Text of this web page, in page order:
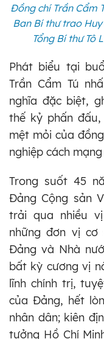
Đồng chí Trần Cẩm
Ban Bí thư trao
Tổng Bí thư Tô
Phát biểu tại
Trần Cẩm Tú
nghĩa đặc biệt,
thế kỷ phấn
mệt mỏi của
nghiệp cách
Trong suốt 45
Đảng Cộng sản
trải qua nhiều
những đơn vị
Đảng và Nhà
bất kỳ cương vị
lĩnh chính trị,
của Đảng, hết
nhân dân; kiên
tưởng Hồ Chí